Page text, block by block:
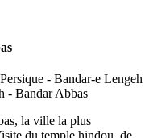
la ville la plus
du temple hindou, de